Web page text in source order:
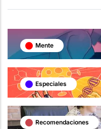
Mente
Especiales
Recomendaciones